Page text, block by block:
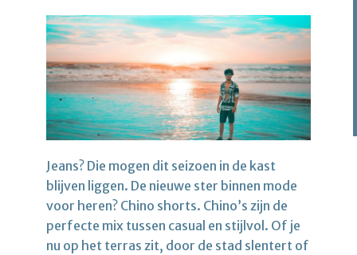
Jeans? Die mogen dit seizoen in de kast
blijven liggen. De nieuwe ster binnen mode
voor heren? Chino shorts. Chino’s zijn de
perfecte mix tussen casual en stijlvol. Of je
nu op het terras zit, door de stad slentert of